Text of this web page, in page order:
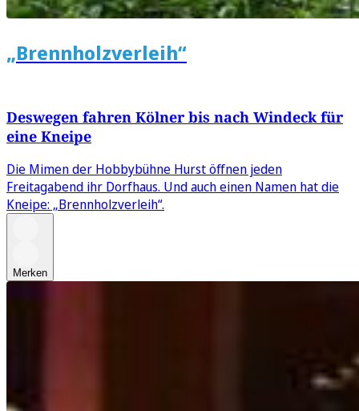
„Brennholzverleih“
Deswegen fahren Kölner bis nach Windeck für
eine Kneipe
Die Mimen der Hobbybühne Hurst öffnen jeden
Freitagabend ihr Dorfhaus. Und auch einen Namen hat die
Kneipe: „Brennholzverleih“.
Merken